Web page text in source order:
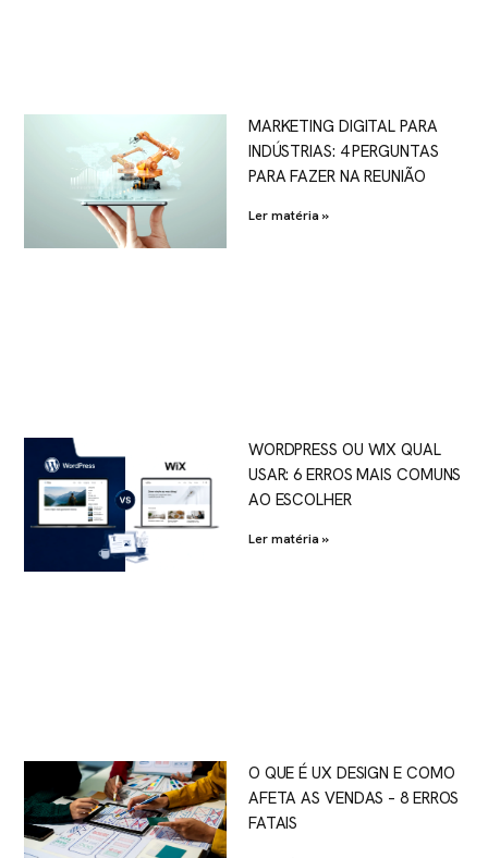
MARKETING DIGITAL PARA
INDÚSTRIAS: 4 PERGUNTAS
PARA FAZER NA REUNIÃO
Ler matéria »
WORDPRESS OU WIX QUAL
USAR: 6 ERROS MAIS COMUNS
AO ESCOLHER
Ler matéria »
O QUE É UX DESIGN E COMO
AFETA AS VENDAS – 8 ERROS
FATAIS